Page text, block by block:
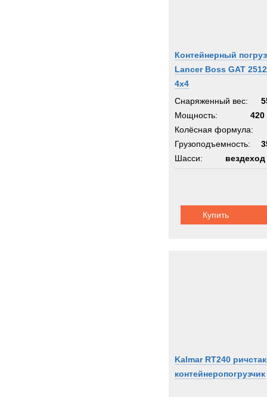
Контейнерный
Lancer Boss GAT 2512
4x4
Снаряженный вес:
Мощность:
420
Колёсная формула:
Грузоподъемность:
Шасси:
вездеход
Купить
Kalmar RT240
контейнеропогрузчик